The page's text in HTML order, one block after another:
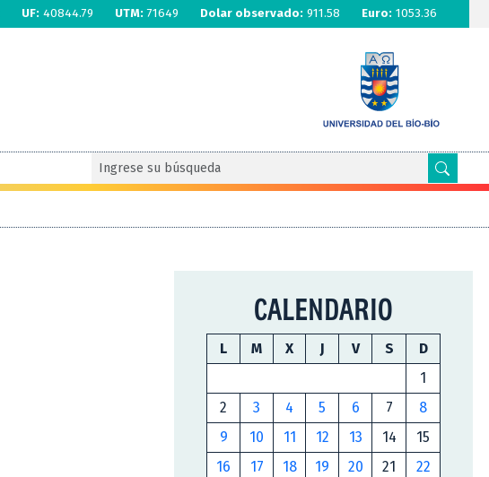
UF: 40844.79 UTM: 71649 Dolar observado: 911.58 Euro: 1053.36
CALENDARIO
L M X J V S
D
1
2
3 4 5 6 7
8
9
10 11 12 13 14
15
16
17 18 19 20 21
22